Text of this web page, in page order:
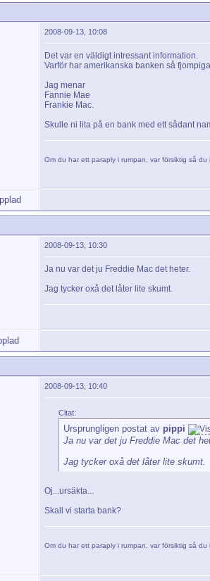
2008-09-13, 10:08
Det var en väldigt intressant information.
Varför har amerikanska banken så
Jag menar
Fannie Mae
Frankie Mac.
Skulle ni lita på en bank med ett sådant
Om du har ett paraply i rumpan, var försiktig så
2008-09-13, 10:30
Ja nu var det ju Freddie Mac det heter.
Jag tycker oxå det låter lite skumt.
2008-09-13, 10:40
Citat:
Ursprungligen postat av pippi
Ja nu var det ju Freddie Mac det
Jag tycker oxå det låter lite skumt.
Oj...ursäkta...
Skall vi starta bank?
Om du har ett paraply i rumpan, var försiktig så